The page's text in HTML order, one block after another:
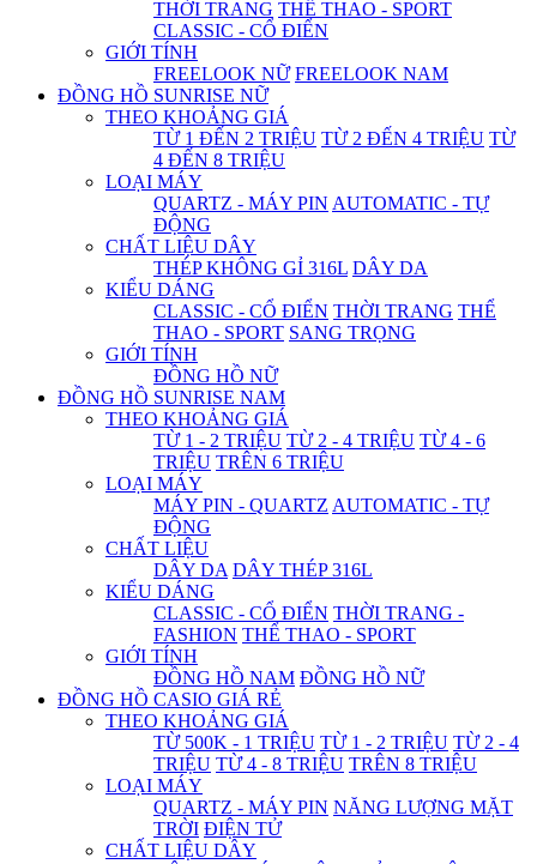
THỜI TRANG THỂ THAO - SPORT
CLASSIC - CỔ ĐIỂN
GIỚI TÍNH
FREELOOK NỮ FREELOOK NAM
ĐỒNG HỒ SUNRISE NỮ
THEO KHOẢNG GIÁ
TỪ 1 ĐẾN 2 TRIỆU TỪ 2 ĐẾN 4 TRIỆU TỪ
4 ĐẾN 8 TRIỆU
LOẠI MÁY
QUARTZ - MÁY PIN AUTOMATIC - TỰ
ĐỘNG
CHẤT LIỆU DÂY
THÉP KHÔNG GỈ 316L DÂY DA
KIỂU DÁNG
CLASSIC - CỔ ĐIỂN THỜI TRANG THỂ
THAO - SPORT SANG TRỌNG
GIỚI TÍNH
ĐỒNG HỒ NỮ
ĐỒNG HỒ SUNRISE NAM
THEO KHOẢNG GIÁ
TỪ 1 - 2 TRIỆU TỪ 2 - 4 TRIỆU TỪ 4 - 6
TRIỆU TRÊN 6 TRIỆU
LOẠI MÁY
MÁY PIN - QUARTZ AUTOMATIC - TỰ
ĐỘNG
CHẤT LIỆU
DÂY DA DÂY THÉP 316L
KIỂU DÁNG
CLASSIC - CỔ ĐIỂN THỜI TRANG -
FASHION THỂ THAO - SPORT
GIỚI TÍNH
ĐỒNG HỒ NAM ĐỒNG HỒ NỮ
ĐỒNG HỒ CASIO GIÁ RẺ
THEO KHOẢNG GIÁ
TỪ 500K - 1 TRIỆU TỪ 1 - 2 TRIỆU TỪ 2 - 4
TRIỆU TỪ 4 - 8 TRIỆU TRÊN 8 TRIỆU
LOẠI MÁY
QUARTZ - MÁY PIN NĂNG LƯỢNG MẶT
TRỜI ĐIỆN TỬ
CHẤT LIỆU DÂY